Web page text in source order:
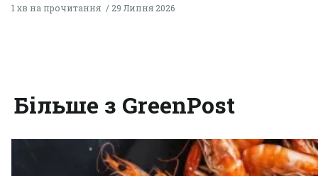
1 хв на прочитання 29 Липня 2026
Більше з GreenPost